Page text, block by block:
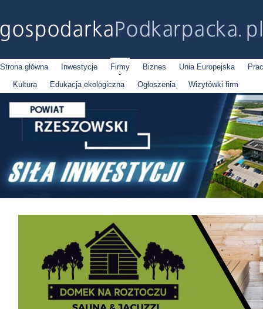
Strona główna Inwestycje Firmy Biznes Unia Europejska
Kultura
Edukacja ekologiczna Ogłoszenia Wizytówki firm